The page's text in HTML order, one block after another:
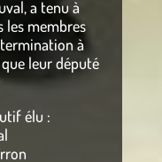
a tenu à
les membres
à
leur député
élu :